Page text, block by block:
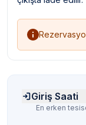
Giriş Saati
En erken